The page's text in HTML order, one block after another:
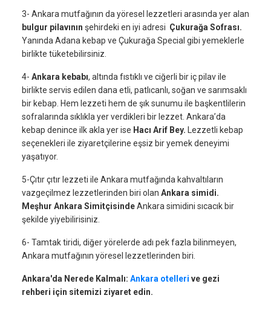
3- Ankara mutfağının da yöresel lezzetleri arasında yer alan
bulgur pilavının şehirdeki en iyi adresi Çukurağa Sofrası.
Yanında Adana kebap ve Çukurağa Special gibi yemeklerle
birlikte tüketebilirsiniz.
4- Ankara kebabı, altında fıstıklı ve ciğerli bir iç pilav ile
birlikte servis edilen dana etli, patlıcanlı, soğan ve sarımsaklı
bir kebap. Hem lezzeti hem de şık sunumu ile başkentlilerin
sofralarında sıklıkla yer verdikleri bir lezzet. Ankara’da
kebap denince ilk akla yer ise Hacı Arif Bey. Lezzetli kebap
seçenekleri ile ziyaretçilerine eşsiz bir yemek deneyimi
yaşatıyor.
5-Çıtır çıtır lezzeti ile Ankara mutfağında kahvaltıların
vazgeçilmez lezzetlerinden biri olan Ankara simidi.
Meşhur Ankara SimitçisindeAnkara simidini sıcacık bir
şekilde yiyebilirisiniz.
6- Tamtak tiridi, diğer yörelerde adı pek fazla bilinmeyen,
Ankara mutfağının yöresel lezzetlerinden biri.
Ankara'da Nerede Kalmalı: Ankara otelleri ve gezi
rehberi için sitemizi ziyaret edin.